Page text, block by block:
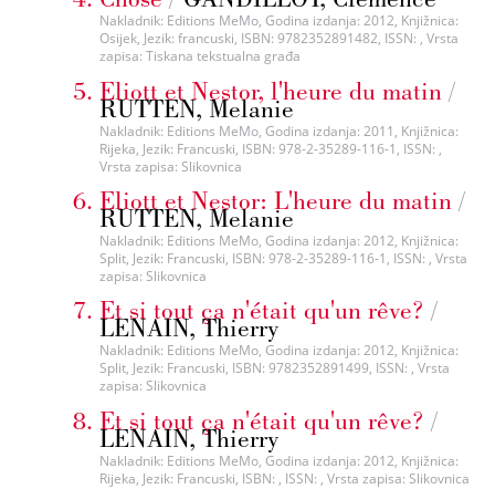
Nakladnik: Editions MeMo, Godina izdanja: 2012, Knjižnica:
Osijek, Jezik: francuski, ISBN: 9782352891482, ISSN: , Vrsta
zapisa: Tiskana tekstualna građa
Eliott et Nestor, l'heure du matin /
RUTTEN, Melanie
Nakladnik: Editions MeMo, Godina izdanja: 2011, Knjižnica:
Rijeka, Jezik: Francuski, ISBN: 978-2-35289-116-1, ISSN: ,
Vrsta zapisa: Slikovnica
Eliott et Nestor: L'heure du matin /
RUTTEN, Melanie
Nakladnik: Editions MeMo, Godina izdanja: 2012, Knjižnica:
Split, Jezik: Francuski, ISBN: 978-2-35289-116-1, ISSN: , Vrsta
zapisa: Slikovnica
Et si tout ça n'était qu'un rêve? /
LENAIN, Thierry
Nakladnik: Editions MeMo, Godina izdanja: 2012, Knjižnica:
Split, Jezik: Francuski, ISBN: 9782352891499, ISSN: , Vrsta
zapisa: Slikovnica
Et si tout ça n'était qu'un rêve? /
LENAIN, Thierry
Nakladnik: Editions MeMo, Godina izdanja: 2012, Knjižnica:
Rijeka, Jezik: Francuski, ISBN: , ISSN: , Vrsta zapisa: Slikovnica